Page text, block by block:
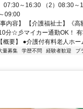
07:30～16:30 （2）08:30～
09:00
事内容】 【介護福祉士】《
分☆彡マイカー通勤OK！
概要】 ●介護付有料老人ホー
量募集 学歴不問 経験者歓迎 ブ